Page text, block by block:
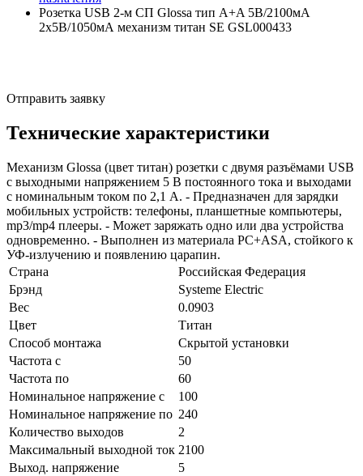
Розетка USB 2-м СП Glossa тип A+A 5В/2100мА
2х5В/1050мА механизм титан SE GSL000433
Отправить заявку
Технические характеристики
Механизм Glossa (цвет титан) розетки с двумя разъёмами USB
с выходными напряжением 5 В постоянного тока и выходами
с номинальным током по 2,1 А. - Предназначен для зарядки
мобильных устройств: телефоны, планшетные компьютеры,
mp3/mp4 плееры. - Может заряжать одно или два устройства
одновременно. - Выполнен из материала PС+ASA, стойкого к
УФ-излучению и появлению царапин.
Страна
Российская Федерация
Брэнд
Systeme Electric
Вес
0.0903
Цвет
Титан
Способ монтажа
Скрытой установки
Частота с
50
Частота по
60
Номинальное напряжение с
100
Номинальное напряжение по 240
Количество выходов
2
Максимальный выходной ток 2100
Выход. напряжение
5